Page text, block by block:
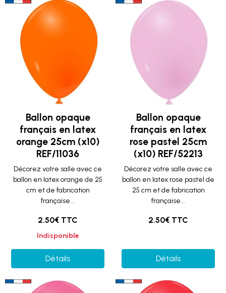
Ballon opaque
français en latex
orange 25cm (x10)
REF/11036
Décorez votre salle avec ce
ballon en latex orange de 25
cm et de fabrication
française...
2.50€ TTC
Indisponible
Détails
Ballon opaque
français en latex
rose pastel 25cm
(x10) REF/52213
Décorez votre salle avec ce
ballon en latex rose pastel de
25 cm et de fabrication
française...
2.50€ TTC
Détails